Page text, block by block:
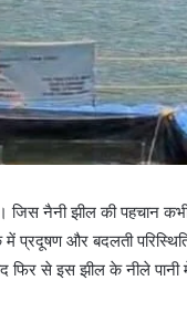
जिस नैनी झील की पहचान
प्रदूषण और बदलती
से इस झील के नीले पानी में